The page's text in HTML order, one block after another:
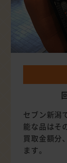
セブン新潟
能な品はそ
買取金額分
ます。